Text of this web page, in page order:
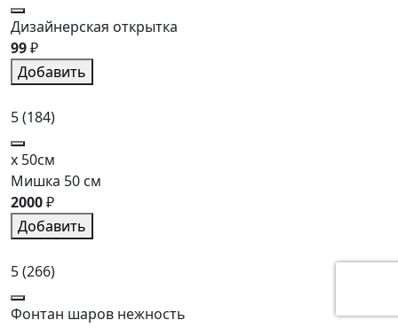
Дизайнерская открытка
99₽
Добавить
5(184)
x 50см
Мишка 50 см
2000₽
Добавить
5(266)
Фонтан шаров нежность